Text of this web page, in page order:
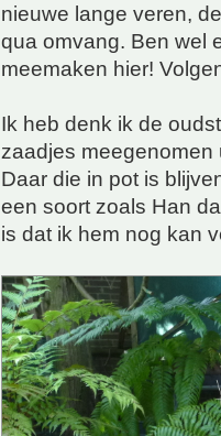
nieuwe lange veren,
qua omvang. Ben wel
meemaken hier!
Ik heb denk ik de
zaadjes meegenomen
Daar die in pot is
een soort zoals Han
is dat ik hem nog kan